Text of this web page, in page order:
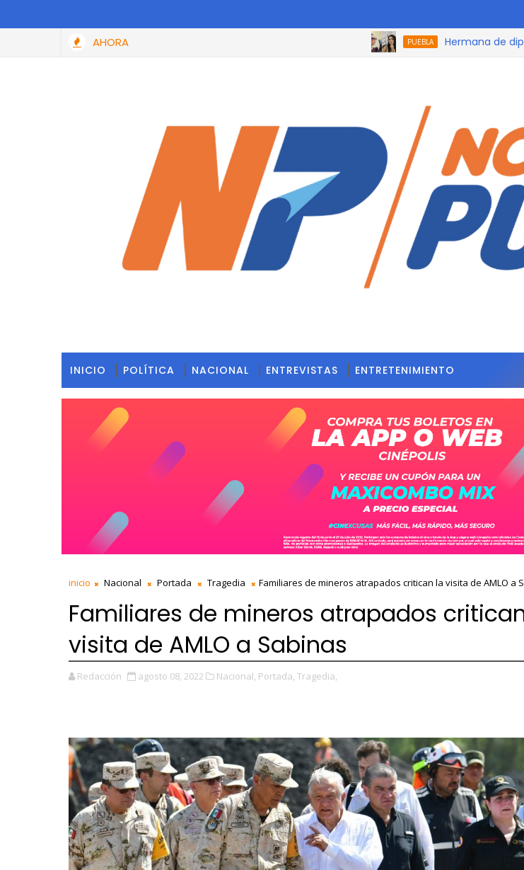
AHORA PUEBLA
Hermana de diputada
INICIO POLÍTICA NACIONAL ENTREVISTAS ENTRETENIMIENTO
inicio Nacional Portada Tragedia Familiares de mineros atrapados critican la visita de AMLO a
Familiares de mineros atrapados
visita de AMLO a Sabinas
Redacción agosto 08, 2022 Nacional, Portada, Tragedia,